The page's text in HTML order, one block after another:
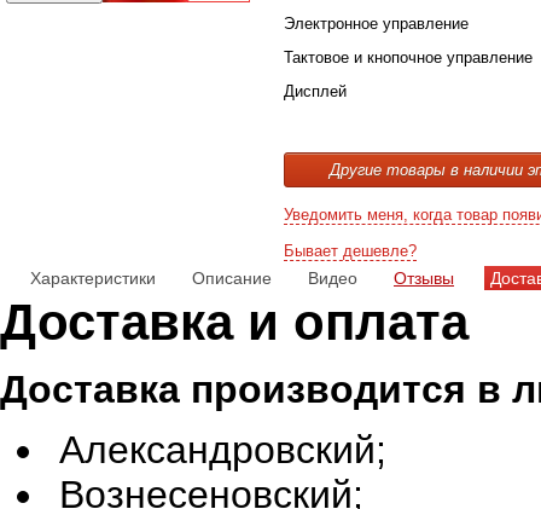
Электронное управление
Тактовое и кнопочное управление
Дисплей
Другие товары в наличии
Уведомить меня, когда товар
Бывает дешевле?
Характеристики Описание Видео Отзывы
Доставка и оплата
Доставка производится в
Александровский;
Вознесеновский;